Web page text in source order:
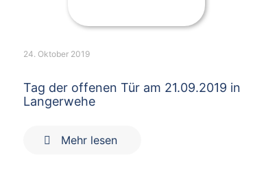
24. Oktober 2019
Tag der offenen Tür am 21.09.2019 in
Langerwehe
Mehr lesen